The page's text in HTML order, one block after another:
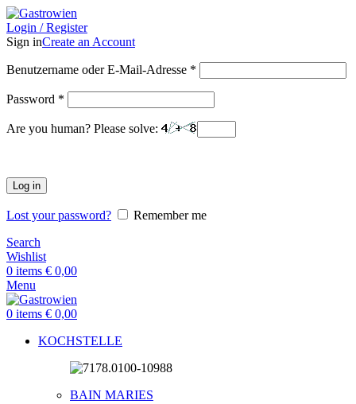
Login / Register
Sign inCreate an Account
Benutzername oder E-Mail-Adresse *
Password *
Are you human? Please solve:
Log in
Lost your password?
Remember me
Search
Wishlist
0 items € 0,00
Menu
0 items € 0,00
KOCHSTELLE
BAIN MARIES